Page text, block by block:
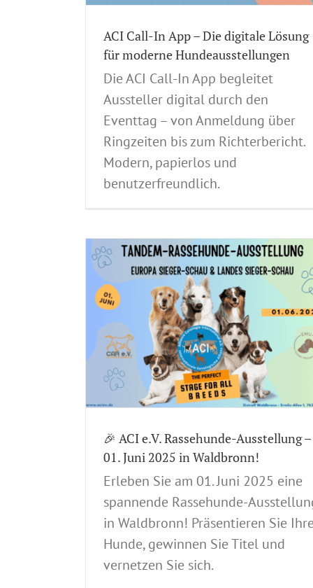
ACI Call-In App – Die digitale Lösung
für moderne Hundeausstellungen
Die ACI Call-In App begleitet
Aussteller digital durch den
Eventtag – von Anmeldung über
Ringzeiten bis zum Richterbericht.
Modern, papierlos und
benutzerfreundlich.
🎉 ACI e.V. Rassehunde-Ausstellung –
01. Juni 2025 in Waldbronn!
Erleben Sie am 01. Juni 2025 eine
spannende Rassehunde-
in Waldbronn! Präsentieren Sie Ihre
Hunde, gewinnen Sie Titel und
vernetzen Sie sich.